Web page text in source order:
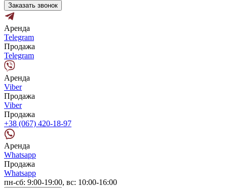
Заказать звонок
Аренда
Telegram
Продажа
Telegram
Аренда
Viber
Продажа
Viber
Продажа
+38 (067) 420-18-97
Аренда
Whatsapp
Продажа
Whatsapp
пн-сб: 9:00-19:00, вс: 10:00-16:00